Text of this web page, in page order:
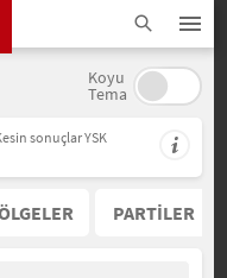
Koyu
Tema
sonuçlar YSK
PARTİLER